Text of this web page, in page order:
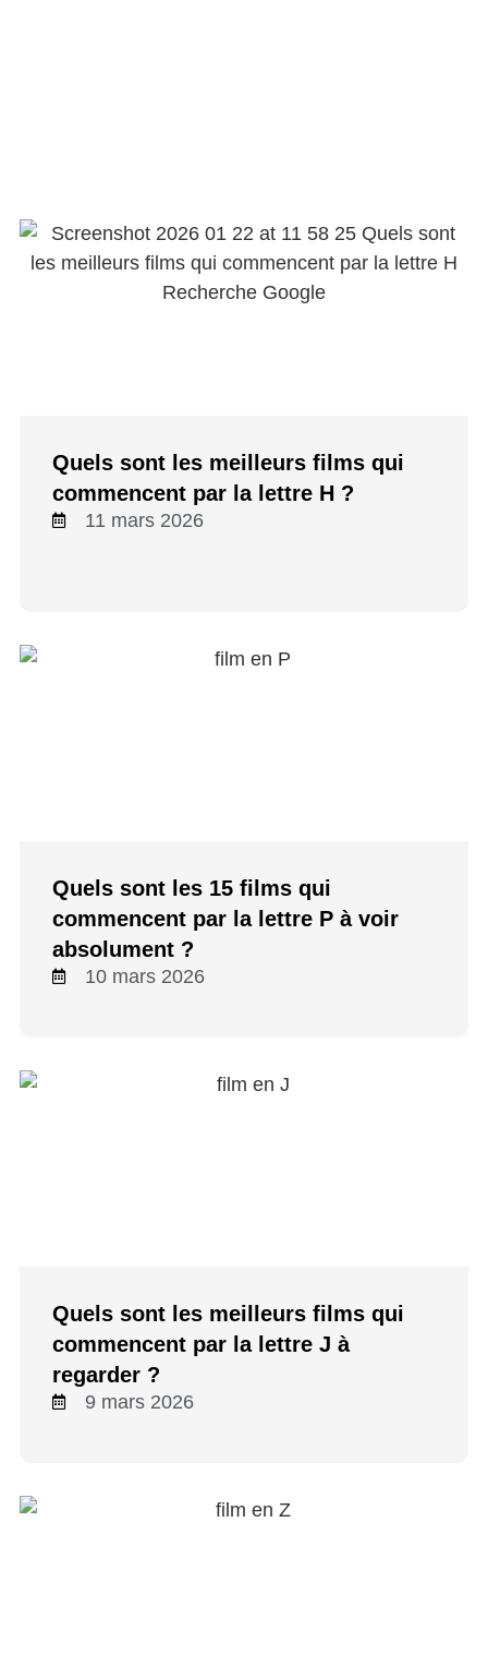
Quels sont les meilleurs films qui
commencent par la lettre H ?
11 mars 2026
Quels sont les 15 films qui
commencent par la lettre P à voir
absolument ?
10 mars 2026
Quels sont les meilleurs films qui
commencent par la lettre J à
regarder ?
9 mars 2026